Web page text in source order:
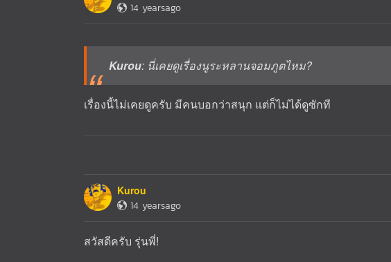
14 yearsago
Kurou: นี่เคยดูเรื่องนูระหลานจอมภูตไหม?
เรื่องนี้ไม่เคยดูครับ มีคนบอกว่าสนุก แต่ก็ไม่ได้ดูซักที
Kurou
14 yearsago
สวัสดีครับ รุ่นพี่!